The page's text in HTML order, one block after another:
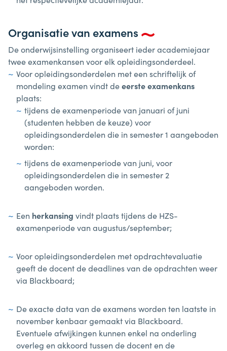
Organisatie van examens
De onderwijsinstelling organiseert ieder academiejaar
twee examenkansen voor elk opleidingsonderdeel.
Voor opleidingsonderdelen met een schriftelijk of
mondeling examen vindt deeerste examenkans
plaats:
tijdens de examenperiode van januari of juni
(studenten hebben de keuze) voor
opleidingsonderdelen die in semester 1 aangeboden
worden:
tijdens de examenperiode van juni, voor
opleidingsonderdelen die in semester 2
aangeboden worden.
Een herkansing vindt plaats tijdens de HZS-
examenperiode van augustus/september;
Voor opleidingsonderdelen met opdrachtevaluatie
geeft de docent de deadlines van de opdrachten weer
via Blackboard;
De exacte data van de examens worden ten laatste in
november kenbaar gemaakt via Blackboard.
Eventuele afwijkingen kunnen enkel na onderling
overleg en akkoord tussen de docent en de